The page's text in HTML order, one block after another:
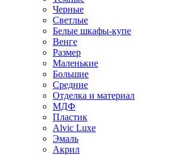
Черные
Светлые
Белые шкафы-купе
Венге
Размер
Маленькие
Большие
Средние
Отделка и материал
МДФ
Пластик
Alvic Luxe
Эмаль
Акрил